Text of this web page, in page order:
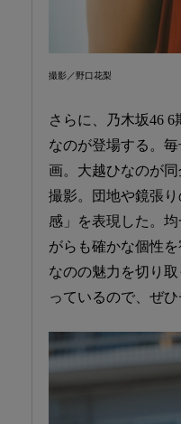
撮影／野口花梨
さらに、乃木坂46 6
なのが登場する。
画。大越ひなのが
撮影。団地や鏡張
感」を表現した。
がらも確かな個性
なのの魅力を切り
っているので、ぜひ